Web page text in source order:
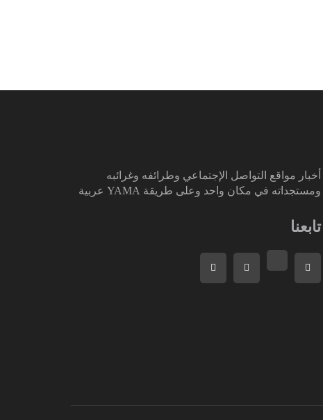
أخبار مواقع التواصل الإجتماعي وطرائفه وغرائبه
ومستجداته في مكان واحد وعلى طريقة YAMA عربية
تابعنا